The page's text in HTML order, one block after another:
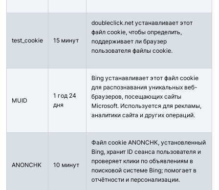
test_cookie 15 минут
doubleclick.net устанавливает этот
файл cookie, чтобы определить,
поддерживает ли браузер
пользователя файлы cookie.
MUID
1 год 24
дня
Bing устанавливает этот файл cookie
для распознавания уникальных веб-
браузеров, посещающих сайты
Microsoft. Используется для рекламы,
аналитики сайта и других операций.
ANONCHK 10 минут
Файл cookie ANONCHK, установленный
Bing, хранит ID сеанса пользователя и
проверяет клики по объявлениям в
поисковой системе Bing; помогает в
отчётности и персонализации.